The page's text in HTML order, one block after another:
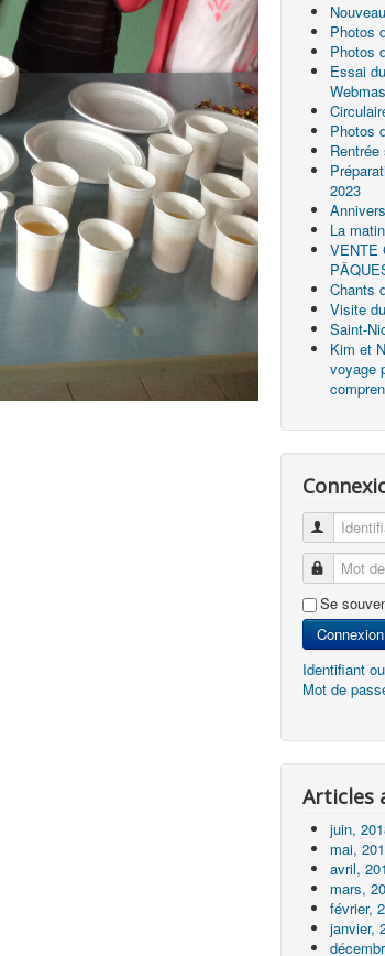
Photos
Photos
Essai
Photos
2023
La
VENTE
Chants
Visite
Saint-
Kim et
voyage
Mot de
Se
Connexion
Identifiant
Mot de
Articles
juin,
mai,
avril,
mars,
février,
janvier,